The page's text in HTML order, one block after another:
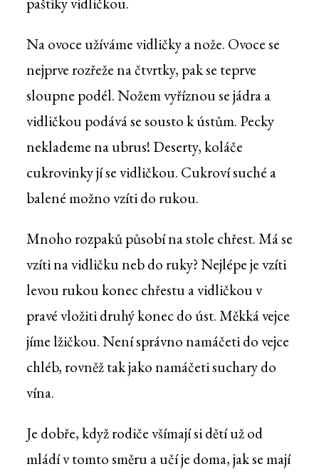
Na ovoce užíváme vidličky a nože. Ovoce se
nejprve rozřeže na čtvrtky, pak se teprve
sloupne podél. Nožem vyříznou se jádra a
vidličkou podává se sousto k ústům. Pecky
neklademe na ubrus! Deserty, koláče
cukrovinky jí se vidličkou. Cukroví suché a
balené možno vzíti do rukou.
Mnoho rozpaků působí na stole chřest. Má se
vzíti na vidličku neb do ruky? Nejlépe je vzíti
levou rukou konec chřestu a vidličkou v
pravé vložiti druhý konec do úst. Měkká vejce
jíme lžičkou. Není správno namáčeti do vejce
chléb, rovněž tak jako namáčeti suchary do
vína.
Je dobře, když rodiče všímají si dětí už od
mládí v tomto směru a učí je doma, jak se mají